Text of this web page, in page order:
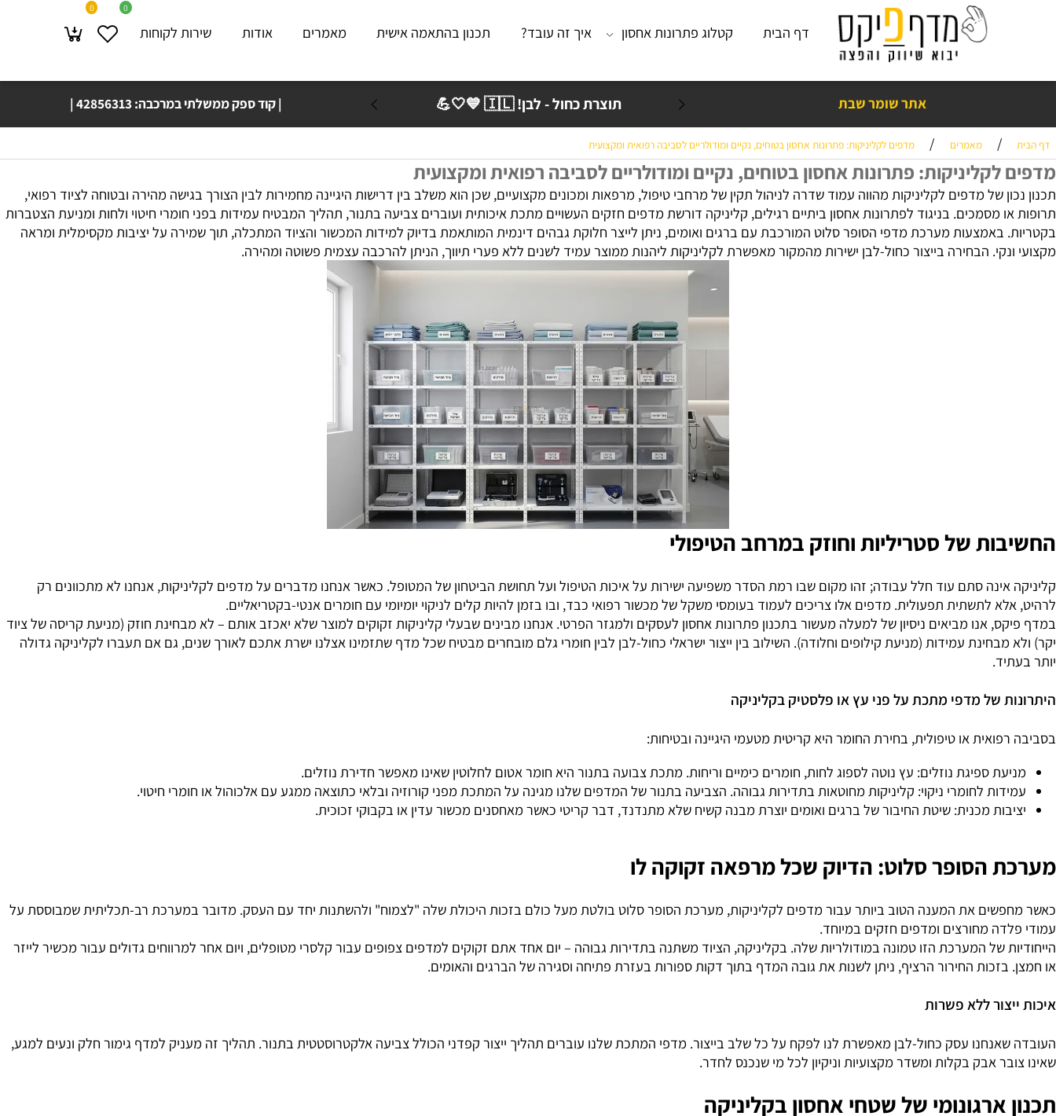
אתר שומר שבת
בראש שקט עם מדף פיקס! כמעט 15
אלפי ביקורות חיוביות❤️
תוצרת כחול - לבן! 🇮🇱 💙🤍💪 משלוח עד בית 🚚🏠 הלקוח תוך 4 ימי עסקים!
| קוד ספק ממשלתי במרכבה: 42856313 |
0 0
דף הבית קטלוג פתרונות אחסון איך זה עובד? תכנון בהתאמה אישית מאמרים אודות שירות לקוחות
/ מאמרים / מדפים לקליניקות: פתרונות אחסון בטוחים, נקיים ומודולריים לסביבה רפואית ומקצועית
לקליניקות: פתרונות אחסון בטוחים, נקיים ומודולריים לסביבה רפואית ומקצועית
של מדפים לקליניקות מהווה עמוד שדרה לניהול תקין של מרחבי טיפול, מרפאות ומכונים מקצועיים, שכן הוא משלב בין דרישות היגיינה מחמירות לבין הצורך בגישה מהירה ובטוחה לציוד רפואי,
מסמכים. בניגוד לפתרונות אחסון ביתיים רגילים, קליניקה דורשת מדפים חזקים העשויים מתכת איכותית ועוברים צביעה בתנור, תהליך המבטיח עמידות בפני חומרי חיטוי ולחות ומניעת הצטברות
באמצעות מערכת מדפי הסופר סלוט המורכבת עם ברגים ואומים, ניתן לייצר חלוקת גבהים דינמית המותאמת בדיוק למידות המכשור והציוד המתכלה, תוך שמירה על יציבות מקסימלית ומראה
הבחירה בייצור כחול-לבן ישירות מהמקור מאפשרת לקליניקות ליהנות ממוצר עמיד לשנים ללא פערי תיווך, הניתן להרכבה עצמית פשוטה ומהירה.
של סטריליות וחוזק במרחב הטיפולי
אינה סתם עוד חלל עבודה; זהו מקום שבו רמת הסדר משפיעה ישירות על איכות הטיפול ועל תחושת הביטחון של המטופל. כאשר אנחנו מדברים על מדפים לקליניקות, אנחנו לא מתכוונים רק
לתשתית תפעולית. מדפים אלו צריכים לעמוד בעומסי משקל של מכשור רפואי כבד, ובו בזמן להיות קלים לניקוי יומיומי עם חומרים אנטי-בקטריאליים.
אנו מביאים ניסיון של למעלה מעשור בתכנון פתרונות אחסון לעסקים ולמגזר הפרטי. אנחנו מבינים שבעלי קליניקות זקוקים למוצר שלא יאכזב אותם – לא מבחינת חוזק (מניעת קריסה של ציוד
מבחינת עמידות (מניעת קילופים וחלודה). השילוב בין ייצור ישראלי כחול-לבן לבין חומרי גלם מובחרים מבטיח שכל מדף שתזמינו אצלנו ישרת אתכם לאורך שנים, גם אם תעברו לקליניקה גדולה
של מדפי מתכת על פני עץ או פלסטיק בקליניקה
או טיפולית, בחירת החומר היא קריטית מטעמי היגיינה ובטיחות:
ספיגת נוזלים:עץ נוטה לספוג לחות, חומרים כימיים וריחות. מתכת צבועה בתנור היא חומר אטום לחלוטין שאינו מאפשר חדירת נוזלים.
קליניקות מחוטאות בתדירות גבוהה. הצביעה בתנור של המדפים שלנו מגינה על המתכת מפני קורוזיה ובלאי כתוצאה ממגע עם אלכוהול או חומרי חיטוי.
הסופר סלוט: הדיוק שכל מרפאה זקוקה לו
את המענה הטוב ביותר עבור מדפים לקליניקות, מערכת הסופר סלוט בולטת מעל כולם בזכות היכולת שלה "לצמוח" ולהשתנות יחד עם העסק. מדובר במערכת רב-תכליתית שמבוססת על
מחורצים ומדפים חזקים במיוחד.
בזכות החירור הרציף, ניתן לשנות את גובה המדף בתוך דקות ספורות בעזרת פתיחה וסגירה של הברגים והאומים.
ללא פשרות
אבק בקלות ומשדר מקצועיות וניקיון לכל מי שנכנס לחדר.